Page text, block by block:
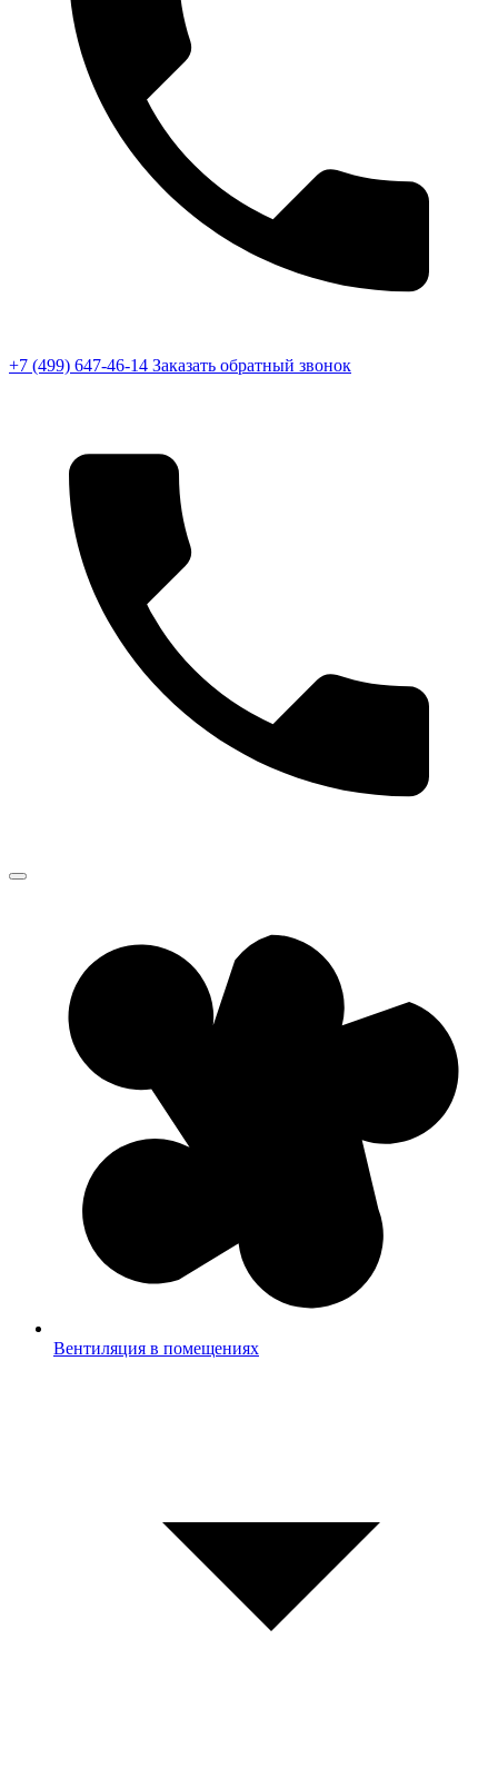
+7 (499) 647-46-14 Заказать обратный звонок
Вентиляция в помещениях